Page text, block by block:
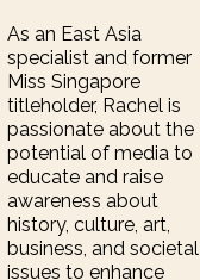
As an East Asia
specialist and former
Miss Singapore
titleholder, Rachel is
passionate about the
potential of media to
educate and raise
awareness about
history, culture, art,
business, and societal
issues to enhance